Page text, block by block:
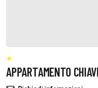
APPARTAMENTO